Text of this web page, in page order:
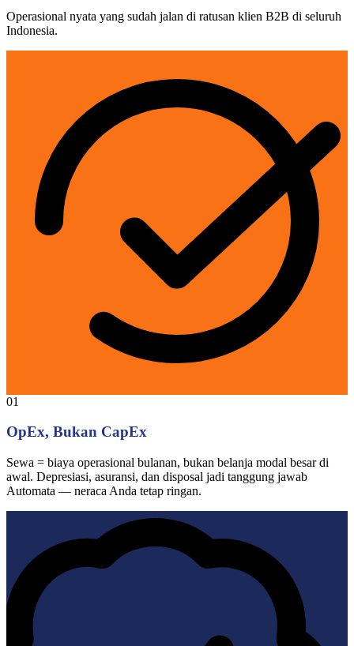
Operasional nyata yang sudah jalan di ratusan klien B2B di seluruh
Indonesia.
01
OpEx, Bukan CapEx
Sewa = biaya operasional bulanan, bukan belanja modal besar di
awal. Depresiasi, asuransi, dan disposal jadi tanggung jawab
Automata — neraca Anda tetap ringan.